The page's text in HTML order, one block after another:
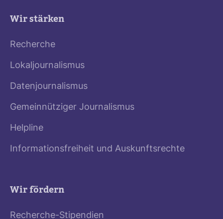
Wir stärken
Recherche
Lokaljournalismus
Datenjournalismus
Gemeinnütziger Journalismus
Helpline
Informationsfreiheit und Auskunftsrechte
Wir fördern
Recherche-Stipendien